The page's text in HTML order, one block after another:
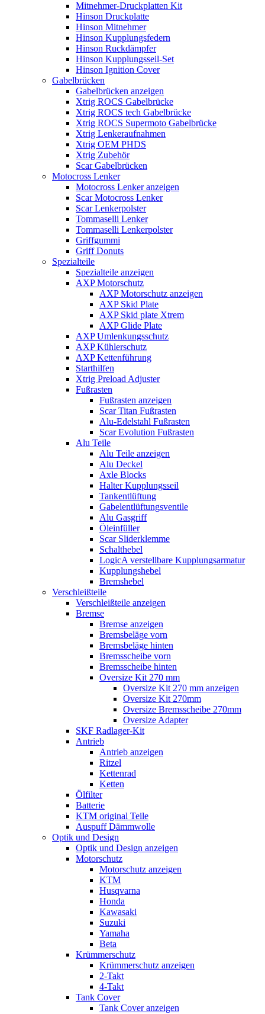
Mitnehmer-Druckplatten Kit
Hinson Druckplatte
Hinson Mitnehmer
Hinson Kupplungsfedern
Hinson Ruckdämpfer
Hinson Kupplungsseil-Set
Hinson Ignition Cover
Gabelbrücken
Gabelbrücken anzeigen
Xtrig ROCS Gabelbrücke
Xtrig ROCS tech Gabelbrücke
Xtrig ROCS Supermoto Gabelbrücke
Xtrig Lenkeraufnahmen
Xtrig OEM PHDS
Xtrig Zubehör
Scar Gabelbrücken
Motocross Lenker
Motocross Lenker anzeigen
Scar Motocross Lenker
Scar Lenkerpolster
Tommaselli Lenker
Tommaselli Lenkerpolster
Griffgummi
Griff Donuts
Spezialteile
Spezialteile anzeigen
AXP Motorschutz
AXP Motorschutz anzeigen
AXP Skid Plate
AXP Skid plate Xtrem
AXP Glide Plate
AXP Umlenkungsschutz
AXP Kühlerschutz
AXP Kettenführung
Starthilfen
Xtrig Preload Adjuster
Fußrasten
Fußrasten anzeigen
Scar Titan Fußrasten
Alu-Edelstahl Fußrasten
Scar Evolution Fußrasten
Alu Teile
Alu Teile anzeigen
Alu Deckel
Axle Blocks
Halter Kupplungsseil
Tankentlüftung
Gabelentlüftungsventile
Alu Gasgriff
Öleinfüller
Scar Sliderklemme
Schalthebel
LogicA verstellbare Kupplungsarmatur
Kupplungshebel
Bremshebel
Verschleißteile
Verschleißteile anzeigen
Bremse
Bremse anzeigen
Bremsbeläge vorn
Bremsbeläge hinten
Bremsscheibe vorn
Bremsscheibe hinten
Oversize Kit 270 mm
Oversize Kit 270 mm anzeigen
Oversize Kit 270mm
Oversize Bremsscheibe 270mm
Oversize Adapter
SKF Radlager-Kit
Antrieb
Antrieb anzeigen
Ritzel
Kettenrad
Ketten
Ölfilter
Batterie
KTM original Teile
Auspuff Dämmwolle
Optik und Design
Optik und Design anzeigen
Motorschutz
Motorschutz anzeigen
KTM
Husqvarna
Honda
Kawasaki
Suzuki
Yamaha
Beta
Krümmerschutz
Krümmerschutz anzeigen
2-Takt
4-Takt
Tank Cover
Tank Cover anzeigen